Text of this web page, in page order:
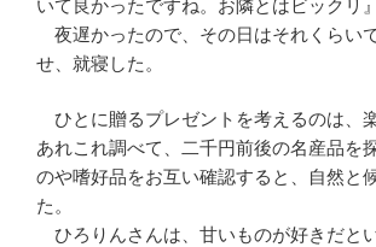
いて良かったですね。お隣とはビックリ』
夜遅かったので、その日はそれくらい
せ、就寝した。
ひとに贈るプレゼントを考えるのは、
あれこれ調べて、二千円前後の名産品を
のや嗜好品をお互い確認すると、自然と
た。
ひろりんさんは、甘いものが好きだと